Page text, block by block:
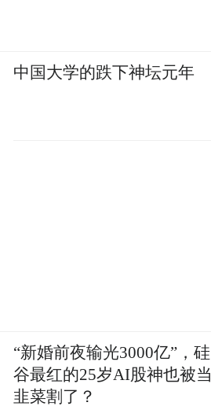
中国大学的跌下神坛元年
“新婚前夜输光3000亿”，硅
谷最红的25岁AI股神也被当
韭菜割了？